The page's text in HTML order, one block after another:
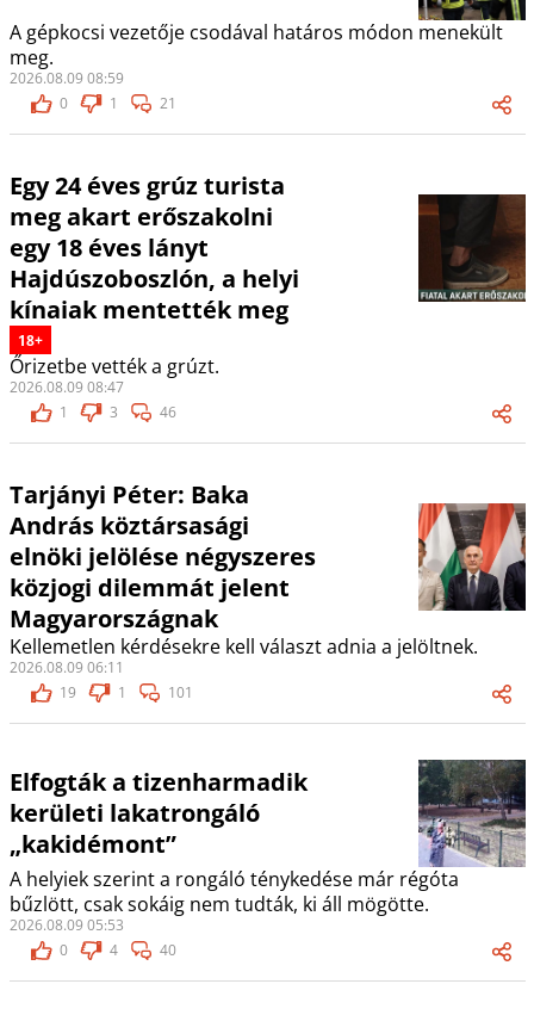
A gépkocsi vezetője csodával határos módon menekült
meg.
2026.08.09 08:59
0
1 21
Egy 24 éves grúz turista
meg akart erőszakolni
egy 18 éves lányt
Hajdúszoboszlón, a helyi
kínaiak mentették meg
18+
Őrizetbe vették a grúzt.
2026.08.09 08:47
1
3 46
Tarjányi Péter: Baka
András köztársasági
elnöki jelölése négyszeres
közjogi dilemmát jelent
Magyarországnak
Kellemetlen kérdésekre kell választ adnia a jelöltnek.
2026.08.09 06:11
19
1 101
Elfogták a tizenharmadik
kerületi lakatrongáló
„kakidémont”
A helyiek szerint a rongáló ténykedése már régóta
bűzlött, csak sokáig nem tudták, ki áll mögötte.
2026.08.09 05:53
0
4 40